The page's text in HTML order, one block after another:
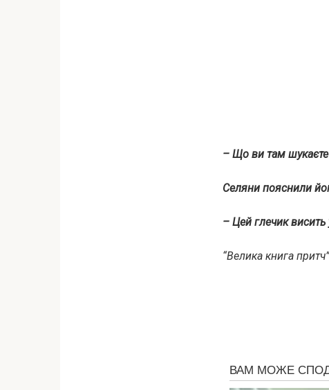
– Що ви там
Селяни пояснили
– Цей глечик висить
“Велика книга притч”